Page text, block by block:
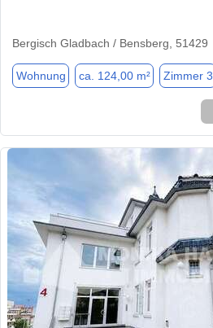
Bergisch Gladbach / Bensberg, 51429
Wohnung ca. 124,00 m² Zimmer 3